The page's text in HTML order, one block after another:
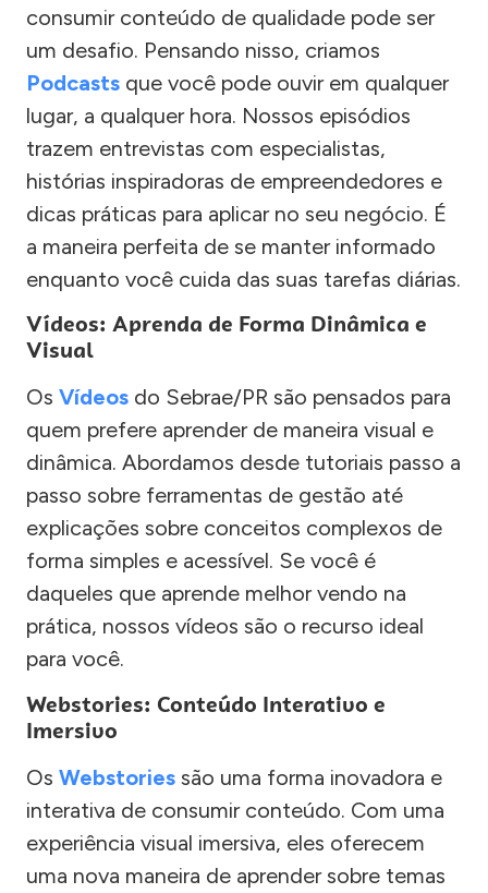
consumir conteúdo de qualidade pode ser
um desafio. Pensando nisso, criamos
Podcasts que você pode ouvir em qualquer
lugar, a qualquer hora. Nossos episódios
trazem entrevistas com especialistas,
histórias inspiradoras de empreendedores e
dicas práticas para aplicar no seu negócio. É
a maneira perfeita de se manter informado
enquanto você cuida das suas tarefas diárias.
Vídeos: Aprenda de Forma Dinâmica e
Visual
Os Vídeos do Sebrae/PR são pensados para
quem prefere aprender de maneira visual e
dinâmica. Abordamos desde tutoriais passo a
passo sobre ferramentas de gestão até
explicações sobre conceitos complexos de
forma simples e acessível. Se você é
daqueles que aprende melhor vendo na
prática, nossos vídeos são o recurso ideal
para você.
Webstories: Conteúdo Interativo e
Imersivo
Os Webstories são uma forma inovadora e
interativa de consumir conteúdo. Com uma
experiência visual imersiva, eles oferecem
uma nova maneira de aprender sobre temas